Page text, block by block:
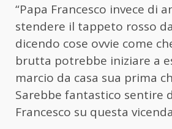
“Papa Francesco invece di
stendere il tappeto rosso
dicendo cose ovvie come
brutta potrebbe iniziare a
marcio da casa sua prima
Sarebbe fantastico sentire
Francesco su questa